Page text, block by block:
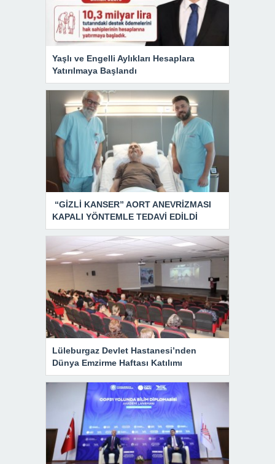
Yaşlı ve Engelli Aylıkları Hesaplara
Yatırılmaya Başlandı
“GİZLİ KANSER” AORT ANEVRİZMASI
KAPALI YÖNTEMLE TEDAVİ EDİLDİ
Lüleburgaz Devlet Hastanesi’nden
Dünya Emzirme Haftası Katılımı